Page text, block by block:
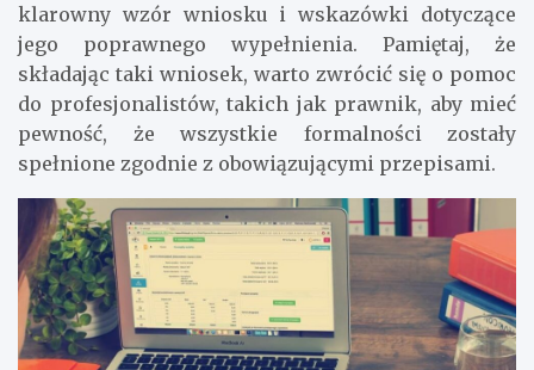
klarowny wzór wniosku i wskazówki dotyczące
jego poprawnego wypełnienia. Pamiętaj, że
składając taki wniosek, warto zwrócić się o pomoc
do profesjonalistów, takich jak prawnik, aby mieć
pewność, że wszystkie formalności zostały
spełnione zgodnie z obowiązującymi przepisami.